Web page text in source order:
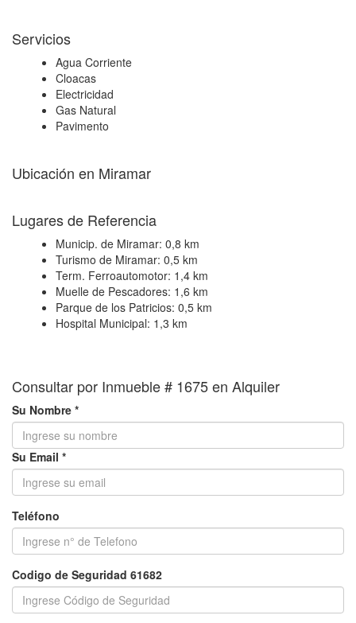
Servicios
Agua Corriente
Cloacas
Electricidad
Gas Natural
Pavimento
Ubicación en Miramar
−
Lugares de Referencia
Municip. de Miramar: 0,8 km
Turismo de Miramar: 0,5 km
Term. Ferroautomotor: 1,4 km
Muelle de Pescadores: 1,6 km
Parque de los Patricios: 0,5 km
Hospital Municipal: 1,3 km
Consultar por Inmueble # 1675 en Alquiler
Su Nombre *
Su Email *
Teléfono
Codigo de Seguridad 61682